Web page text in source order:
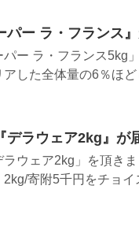
パー ラ・フランス
ー ラ・フランス5kg
した全体量の6％ほど
デラウェア2kg』が
ウェア2kg」を頂き
寄附5千円をチョイ